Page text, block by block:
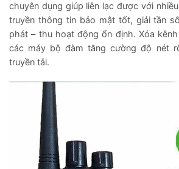
chuyên dụng giúp liên lạc được với
truyền thông tin bảo mật tốt, giải tần
phát – thu hoạt động ổn định. Xóa
các máy bộ đàm tăng cường độ nét
truyền tải.